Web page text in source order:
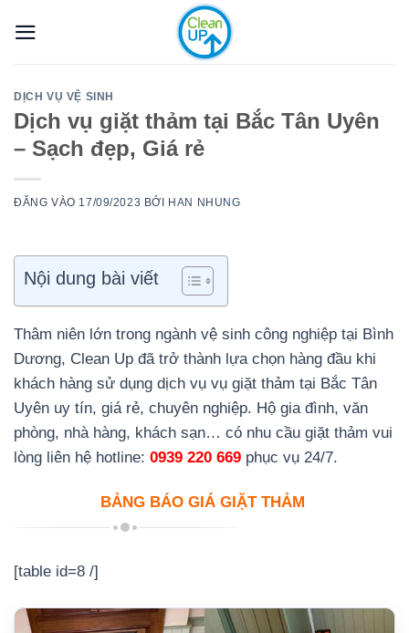
qua
DỊCH VỤ VỆ SINH
Dịch vụ giặt thảm tại Bắc Tân Uyên
– Sạch đẹp, Giá rẻ
ĐĂNG VÀO 17/09/2023 BỞI HAN NHUNG
Nội dung bài viết
Thâm niên lớn trong ngành vệ sinh công nghiệp tại Bình
Dương, Clean Up đã trở thành lựa chọn hàng đầu khi
khách hàng sử dụng dịch vụ vụ giặt thảm tại Bắc Tân
Uyên uy tín, giá rẻ, chuyên nghiệp. Hộ gia đình, văn
phòng, nhà hàng, khách sạn… có nhu cầu giặt thảm vui
lòng liên hệ hotline: 0939 220 669 phục vụ 24/7.
BẢNG BÁO GIÁ GIẶT THẢM
[table id=8 /]